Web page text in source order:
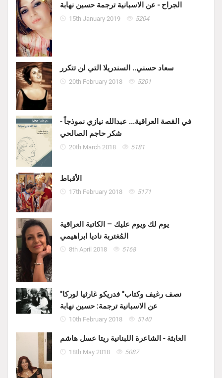
الجراح - عن الاسبانية ترجمة حسين نهابة
15th January 2019 5204
سعاد حسني.. السندريلا التي لن تتكرر
20th February 2018 5201
في القصة العراقية... عبدالله نيازي نموذجاً -
شكر حاجم الصالحي
20th March 2018 5181
الأقباط
17th February 2018 5171
يوم لك ويوم عليك – الكاتبة العراقية
المُغتربة ناديا ابراهيمي
8th April 2018 5168
"نصف رغيف وكتاب" فدريكو غارثيا لوركا
عن الاسبانية ترجمة: حسين نهابة
10th February 2018 5140
العابثة - الشاعرة اللبنانية ريتا عسل هاشم
18th May 2018 5087